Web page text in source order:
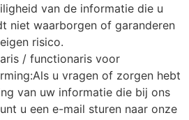
van de informatie die u
niet waarborgen of garanderen
risico.
/ functionaris voor
u vragen of zorgen hebt
van uw informatie die bij ons
u een e-mail sturen naar onze